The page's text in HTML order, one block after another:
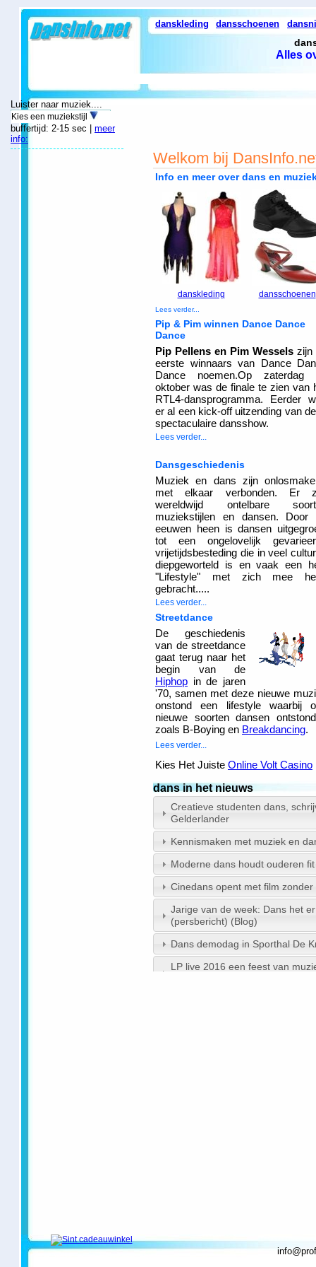
danskleding dansschoenen
Alles
Welkom bij
Info en meer over dans en
danskleding dansschoenen
Lees verder...
Pip & Pim winnen Dance Dance
Dance
Pip Pellens en Pim Wessels zijn
eerste winnaars van Dance
Dance noemen.Op zaterdag
oktober was de finale te zien van
RTL4-dansprogramma. Eerder
er al een kick-off uitzending van
spectaculaire dansshow.
Lees verder...
Dansgeschiedenis
Muziek en dans zijn
met elkaar verbonden. Er
wereldwijd ontelbare
muziekstijlen en dansen. Door
eeuwen heen is dansen
tot een ongelovelijk
vrijetijdsbesteding die in veel
diepgeworteld is en vaak een
"Lifestyle" met zich mee
gebracht.....
Lees verder...
Streetdance
De geschiedenis
van de streetdance
gaat terug naar het
begin van de
Hiphop in de jaren
'70, samen met deze nieuwe
onstond een lifestyle waarbij
nieuwe soorten dansen
zoals B-Boying en Breakdancing.
Lees verder...
Kies Het Juiste Online Volt Casino
dans in het nieuws
Creatieve studenten dans,
Gelderlander
Kennismaken met muziek en
Moderne dans houdt ouderen
Cinedans opent met film
Jarige van de week: Dans het
(persbericht) (Blog)
Dans demodag in Sporthal De
LP live 2016 een feest van
Luister naar muziek....
Kies een muziekstijl
buffertijd: 2-15 sec | meer
info: